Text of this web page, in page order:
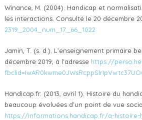
Winance, M. (2004). Handicap et
les interactions. Consulté le 20 décembre
2319_2004_num_17_66_1022
Jamin, T. (s. d.). L’enseignement primaire
décembre 2019, à l’adresse https://
Handicap.fr. (2013, avril 1). Histoire du
beaucoup évoluées d’un point de vue
https://informations.handicap.fr/a-histoire-